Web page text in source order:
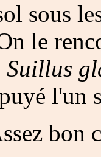
sous
le
Suillus
l'un
bon